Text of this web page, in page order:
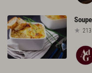
Soupe
213